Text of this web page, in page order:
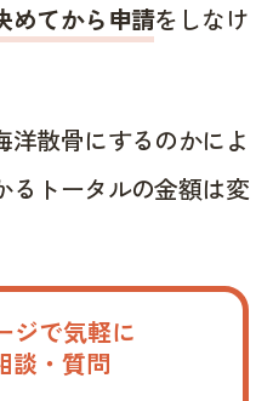
めてから申請をしなけ
散骨にするのかによ
るトータルの金額は変
ジで気軽に
談・質問